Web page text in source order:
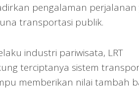
pengalaman perjalanan
transportasi publik.
industri pariwisata, LRT
terciptanya sistem
memberikan nilai tambah